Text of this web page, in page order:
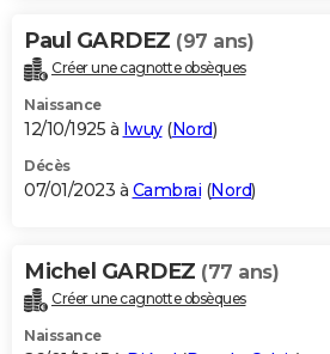
Paul GARDEZ (97 ans)
Créer une cagnotte obsèques
Naissance
12/10/1925 à Iwuy(Nord)
Décès
07/01/2023 à Cambrai (Nord)
Michel GARDEZ (77 ans)
Créer une cagnotte obsèques
Naissance